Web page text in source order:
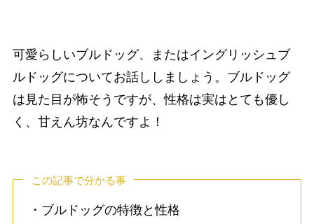
可愛らしいブルドッグ、またはイングリッシュブ
ルドッグについてお話ししましょう。ブルドッグ
は見た目が怖そうですが、性格は実はとても優し
く、甘えん坊なんですよ！
この記事で分かる事
・ブルドッグの特徴と性格